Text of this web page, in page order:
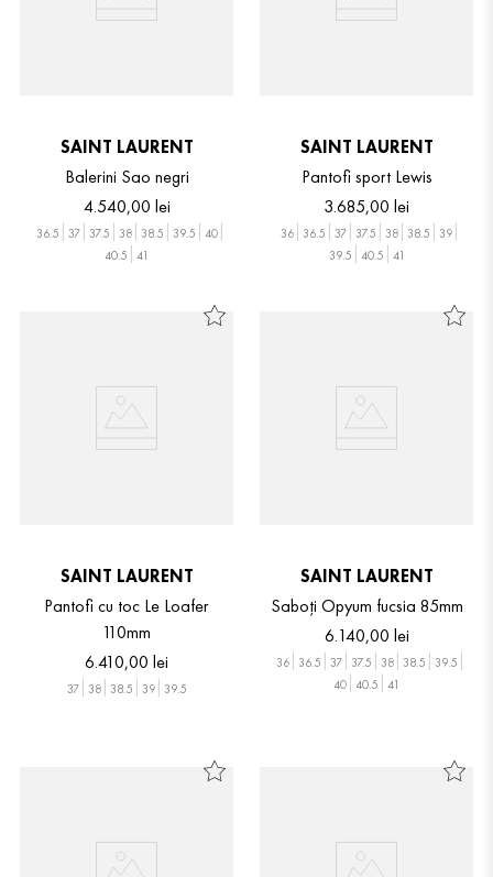
SAINT LAURENT
Balerini Sao negri
4.540,00 lei
36.5 37 37.5 38 38.5 39.5
40
40.5
41
SAINT LAURENT
Pantofi sport Lewis
3.685,00 lei
36 36.5 37 37.5 38 38.5
39
39.5
40.5 41
SAINT LAURENT
Pantofi cu toc Le Loafer
110mm
6.410,00 lei
37 38 38.5 39 39.5
SAINT LAURENT
Saboți Opyum fucsia 85mm
6.140,00 lei
36 36.5 37 37.5 38 38.5
39.5
40
40.5 41